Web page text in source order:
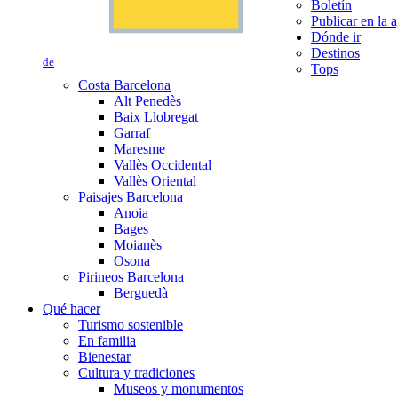
de
Boletín
Publicar en la
Dónde ir
Destinos
Tops
Costa Barcelona
Alt Penedès
Baix Llobregat
Garraf
Maresme
Vallès Occidental
Vallès Oriental
Paisajes Barcelona
Anoia
Bages
Moianès
Osona
Pirineos Barcelona
Berguedà
Qué hacer
Turismo sostenible
En familia
Bienestar
Cultura y tradiciones
Museos y monumentos